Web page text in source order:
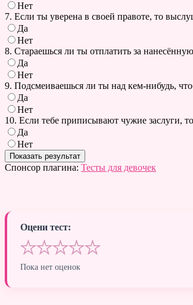
Нет
7. Если ты уверена в своей правоте, то
Да
Нет
8. Стараешься ли ты отплатить за
Да
Нет
9. Подсмеиваешься ли ты над кем-нибудь,
Да
Нет
10. Если тебе приписывают чужие заслуги,
Да
Нет
Спонсор плагина: Тесты для девочек
Оцени тест:
★★★★★
Пока нет оценок